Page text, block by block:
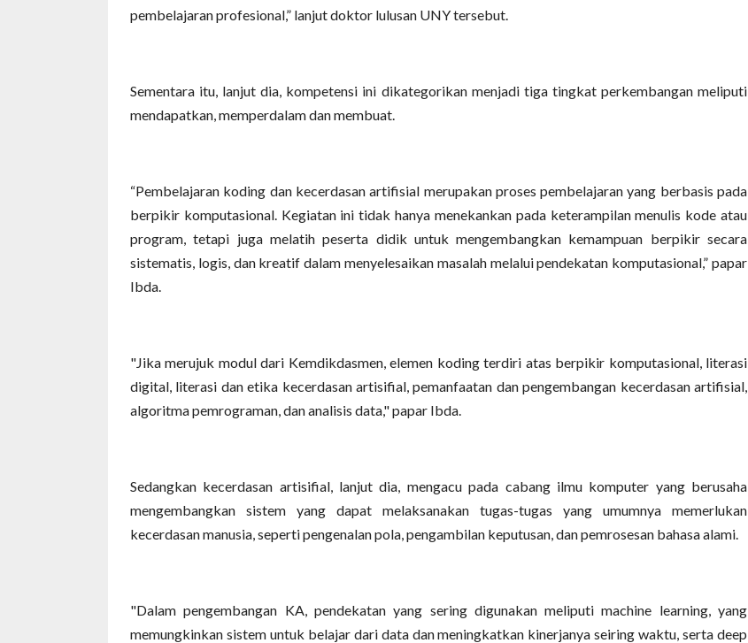
pembelajaran profesional,” lanjut doktor lulusan UNY tersebut.
Sementara itu, lanjut dia, kompetensi ini dikategorikan menjadi tiga tingkat perkembangan meliputi
mendapatkan, memperdalam dan membuat.
“Pembelajaran koding dan kecerdasan artifisial merupakan proses pembelajaran yang berbasis pada
berpikir komputasional. Kegiatan ini tidak hanya menekankan pada keterampilan menulis kode atau
program, tetapi juga melatih peserta didik untuk mengembangkan kemampuan berpikir secara
sistematis, logis, dan kreatif dalam menyelesaikan masalah melalui pendekatan komputasional,” papar
Ibda.
"Jika merujuk modul dari Kemdikdasmen, elemen koding terdiri atas berpikir komputasional, literasi
digital, literasi dan etika kecerdasan artisifial, pemanfaatan dan pengembangan kecerdasan artifisial,
algoritma pemrograman, dan analisis data," papar Ibda.
Sedangkan kecerdasan artisifial, lanjut dia, mengacu pada cabang ilmu komputer yang berusaha
mengembangkan sistem yang dapat melaksanakan tugas-tugas yang umumnya memerlukan
kecerdasan manusia, seperti pengenalan pola, pengambilan keputusan, dan pemrosesan bahasa alami.
"Dalam pengembangan KA, pendekatan yang sering digunakan meliputi machine learning, yang
memungkinkan sistem untuk belajar dari data dan meningkatkan kinerjanya seiring waktu, serta deep